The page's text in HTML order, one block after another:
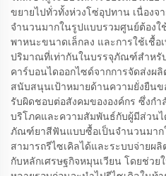
ขยายไปทั่วทั้งห่วงโซ่อุปทาน เนื่อง
จำนวนมากในรูปแบบรวมศูนย์ต้อง
พาหนะขนาดเล็กลง และการใช้เชื้อ
ปริมาณที่เท่ากันในบรรจุภัณฑ์สำหรั
คาร์บอนไดออกไซด์จากการจัดส่ง
สนับสนุนเป้าหมายด้านความยั่งยืน
รับผิดชอบต่อสังคมขององค์กร ซึ่งก
บริโภคและความสัมพันธ์กับผู้มีส่วนไ
ภัณฑ์ยาสีฟันแบบซื้อเป็นจำนวนมาก
สามารถรีไซเคิลได้และระบบจ่าย
กับหลักเศรษฐกิจหมุนเวียน โดยช่ว